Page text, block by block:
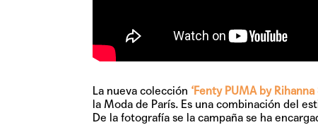
La nueva colección ‘Fenty PUMA by Rihanna
la Moda de París. Es una combinación del
De la fotografía se la campaña se ha